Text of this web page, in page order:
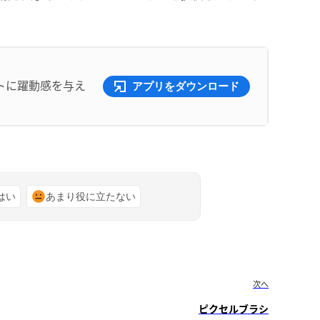
に躍動感を与え アプリをダウンロード
い あまり役に立たない
次へ
ピクセルブラシ